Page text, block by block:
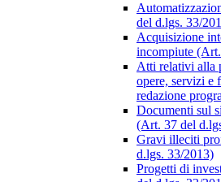
del d.lgs. 33/
Acquisizione
incompiute
Atti relativi alla
opere, servizi e
redazione
Documenti sul
(Art. 37 del
Gravi illeciti
d.lgs. 33/2013)
Progetti di